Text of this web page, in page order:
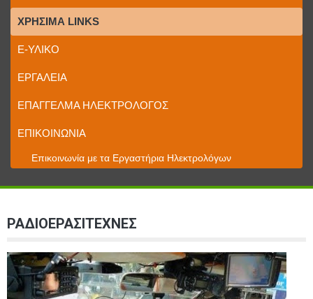
ΧΡΉΣΙΜΑ LINKS
E-ΥΛΙΚΌ
ΕΡΓΑΛΕΊΑ
ΕΠΆΓΓΕΛΜΑ ΗΛΕΚΤΡΟΛΌΓΟΣ
ΕΠΙΚΟΙΝΩΝΊΑ
Επικοινωνία με τα Εργαστήρια Ηλεκτρολόγων
ΡΑΔΙΟΕΡΑΣΙΤΕΧΝΕΣ